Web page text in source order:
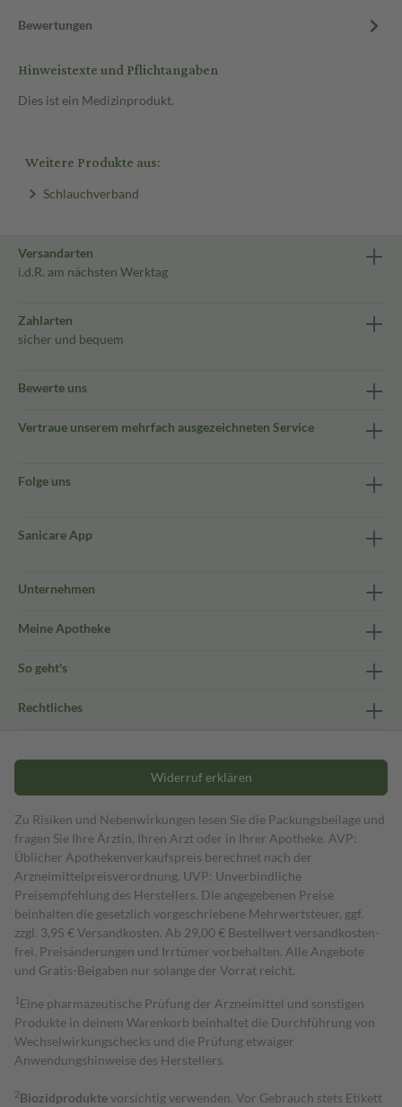
Bewertungen
Hinweistexte und Pflichtangaben
Dies ist ein Medizinprodukt.
Weitere Produkte aus:
Schlauchverband
Versandarten
i.d.R. am nächsten Werktag
Zahlarten
sicher und bequem
Bewerte uns
Vertraue unserem mehrfach ausgezeichneten Service
Folge uns
Sanicare App
Unternehmen
Meine Apotheke
So geht's
Rechtliches
Widerruf erklären
Zu Risiken und Nebenwirkungen lesen Sie die Packungsbeilage und
fragen Sie Ihre Ärztin, Ihren Arzt oder in Ihrer Apotheke. AVP:
Üblicher Apothekenverkaufspreis berechnet nach der
Arzneimittelpreisverordnung. UVP: Unverbindliche
Preisempfehlung des Herstellers. Die angegebenen Preise
beinhalten die gesetzlich vorgeschriebene Mehrwertsteuer, ggf.
zzgl. 3,95 € Versandkosten. Ab 29,00 € Bestell­wert versand­kosten­
frei. Preisänderungen und Irrtümer vorbehalten. Alle Angebote
und Gratis-Beigaben nur solange der Vorrat reicht.
1 Eine pharmazeutische Prüfung der Arzneimittel und sonstigen
Produkte in deinem Warenkorb beinhaltet die Durchführung von
Wechselwirkungschecks und die Prüfung etwaiger
Anwendungshinweise des Herstellers.
2Biozidproduktevorsichtig verwenden. Vor Gebrauch stets Etikett